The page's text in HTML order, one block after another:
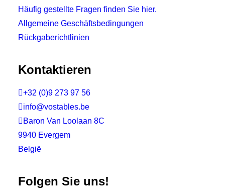
Häufig gestellte Fragen finden Sie hier.
Allgemeine Geschäftsbedingungen
Rückgaberichtlinien
Kontaktieren
+32 (0)9 273 97 56
info@vostables.be
 Baron Van Loolaan 8C
9940 Evergem
België
Folgen Sie uns!